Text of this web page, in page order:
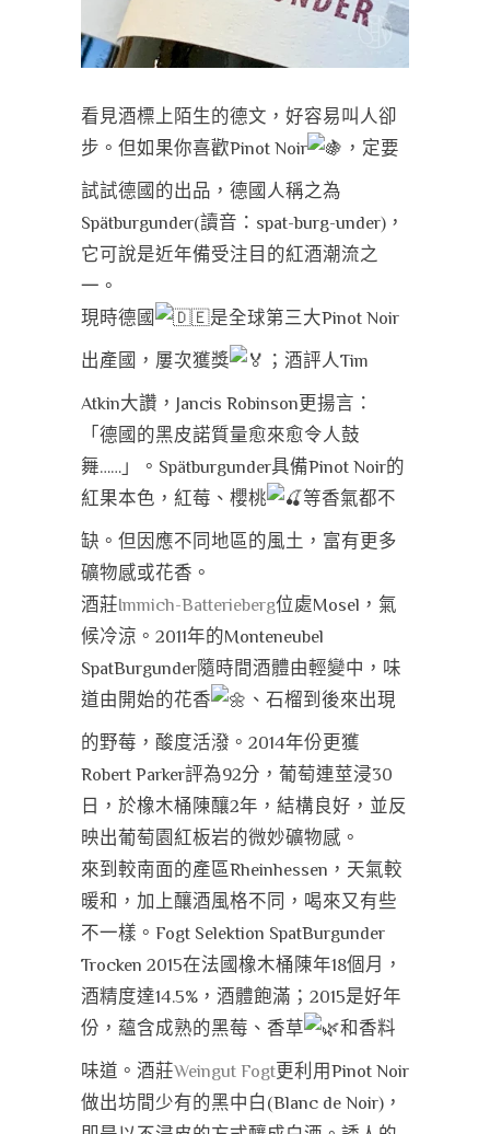
看見酒標上陌生的德文，好容易叫人卻
步。但如果你喜歡Pinot Noir
，定要
試試德國的出品，德國人稱之為
Spätburgunder(讀音：spat-burg-under)，
它可說是近年備受注目的紅酒潮流之
一。
現時德國
是全球第三大Pinot Noir
出產國，屢次獲獎 ；酒評人Tim
Atkin大讚，Jancis Robinson更揚言：
「德國的黑皮諾質量愈來愈令人鼓
舞……」。Spätburgunder具備Pinot Noir的
紅果本色，紅莓、櫻桃
等香氣都不
缺。但因應不同地區的風土，富有更多
礦物感或花香。
酒莊Immich-Batterieberg位處Mosel，氣
候冷涼。2011年的Monteneubel
SpatBurgunder隨時間酒體由輕變中，味
道由開始的花香
、石榴到後來出現
的野莓，酸度活潑。2014年份更獲
Robert Parker評為92分，葡萄連莖浸30
日，於橡木桶陳釀2年，結構良好，並反
映出葡萄園紅板岩的微妙礦物感。
來到較南面的產區Rheinhessen，天氣較
暖和，加上釀酒風格不同，喝來又有些
不一樣。Fogt Selektion SpatBurgunder
Trocken 2015在法國橡木桶陳年18個月，
酒精度達14.5%，酒體飽滿；2015是好年
份，蘊含成熟的黑莓、香草
和香料
味道。酒莊Weingut Fogt更利用Pinot Noir
做出坊間少有的黑中白(Blanc de Noir)，